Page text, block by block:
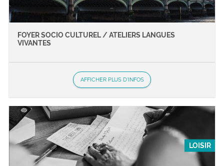
FOYER SOCIO CULTUREL / ATELIERS LANGUES
VIVANTES
AFFICHER PLUS D'INFOS
LOISIR